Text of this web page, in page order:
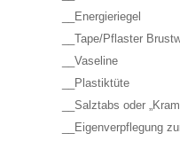
__Energieriegel
__Tape/Pflaster
__Vaseline
__Plastiktüte
__Salztabs oder
__Eigenverpflegung